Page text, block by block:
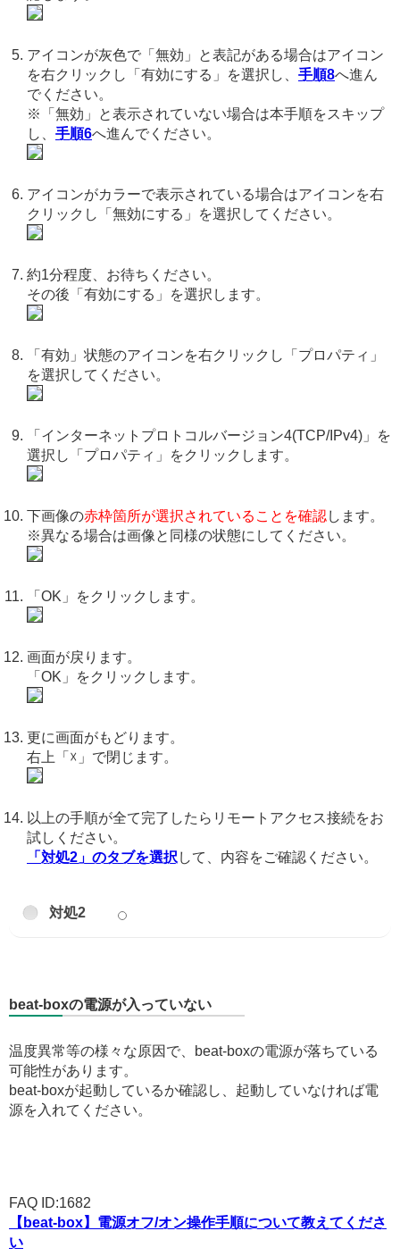
アイコンが灰色で「無効」と表記がある場合はアイコン
を右クリックし「有効にする」を選択し、 手順8へ進ん
でください。
※「無効」と表示されていない場合は本手順をスキップ
し、 手順6へ進んでください。
アイコンがカラーで表示されている場合はアイコンを右
クリックし「無効にする」を選択してください。
約1分程度、お待ちください。
その後「有効にする」を選択します。
「有効」状態のアイコンを右クリックし「プロパティ」
を選択してください。
「インターネットプロトコルバージョン4(TCP/IPv4)」を
選択し「プロパティ」をクリックします。
下画像の赤枠箇所が選択されていることを確認します。
※異なる場合は画像と同様の状態にしてください。
「OK」をクリックします。
画面が戻ります。
「OK」をクリックします。
更に画面がもどります。
右上「☓」で閉じます。
以上の手順が全て完了したらリモートアクセス接続をお
試しください。
「対処2」のタブを選択 して、内容をご確認ください。
対処2
beat-boxの電源が入っていない
温度異常等の様々な原因で、beat-boxの電源が落ちている
可能性があります。
beat-boxが起動しているか確認し、起動していなければ電
源を入れてください。
FAQ ID:1682
【beat-box】電源オフ/オン操作手順について教えてくださ
い